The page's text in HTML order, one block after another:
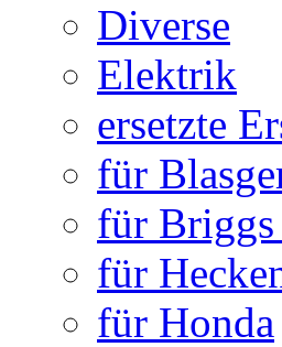
Diverse
Elektrik
ersetzte
für
für
für
für Honda